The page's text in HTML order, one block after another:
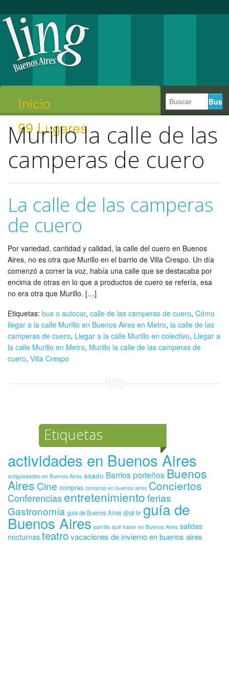
Inicio
99 Lugares
Murillo la calle de las
camperas de cuero
La calle de las camperas
de cuero
Por variedad, cantidad y calidad, la calle del cuero en Buenos
Aires, no es otra que Murillo en el barrio de Villa Crespo. Un día
comenzó a correr la voz, había una calle que se destacaba por
encima de otras en lo que a productos de cuero se refería, esa
no era otra que Murillo. […]
Etiquetas: bus o autocar, calle de las camperas de cuero, Cómo
llegar a la calle Murillo en Buenos Aires en Metro, la calle de las
camperas de cuero, Llegar a la calle Murillo en colectivo, Llegar a
la calle Murillo en Metro, Murillo la calle de las camperas de
cuero, Villa Crespo
Etiquetas
actividades en Buenos Aires
antigüedades en Buenos Aires asado Barrios porteños Buenos
Aires Cine compras compras en buenos aires Conciertos
Conferenciasentretenimientoferias
Gastronomía guia de Buenos Aires @pt-br guía de
Buenos Aires parrilla qué hacer en Buenos Aires salidas
nocturnas teatrovacaciones de invierno en buenos aires